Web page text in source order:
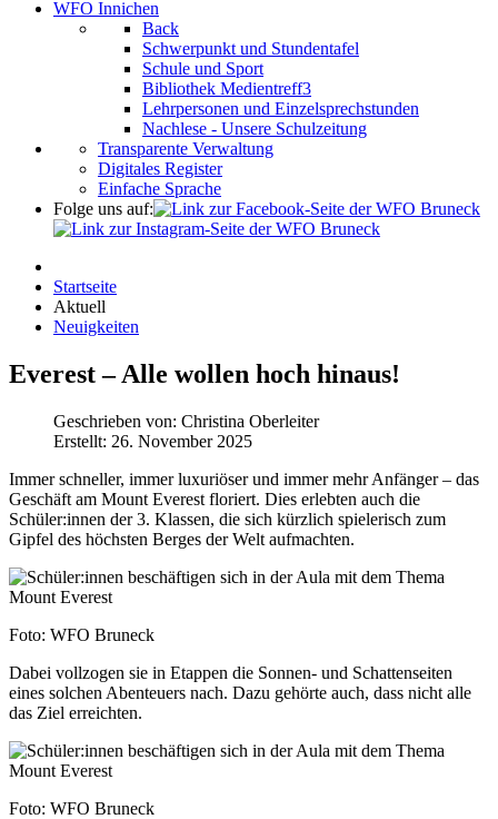
WFO Innichen
Back
Schwerpunkt und Stundentafel
Schule und Sport
Bibliothek Medientreff3
Lehrpersonen und Einzelsprechstunden
Nachlese - Unsere Schulzeitung
Transparente Verwaltung
Digitales Register
Einfache Sprache
Folge uns auf:
Startseite
Aktuell
Neuigkeiten
Everest – Alle wollen hoch hinaus!
Geschrieben von: Christina Oberleiter
Erstellt: 26. November 2025
Immer schneller, immer luxuriöser und immer mehr Anfänger – das
Geschäft am Mount Everest floriert. Dies erlebten auch die
Schüler:innen der 3. Klassen, die sich kürzlich spielerisch zum
Gipfel des höchsten Berges der Welt aufmachten.
Foto: WFO Bruneck
Dabei vollzogen sie in Etappen die Sonnen- und Schattenseiten
eines solchen Abenteuers nach. Dazu gehörte auch, dass nicht alle
das Ziel erreichten.
Foto: WFO Bruneck